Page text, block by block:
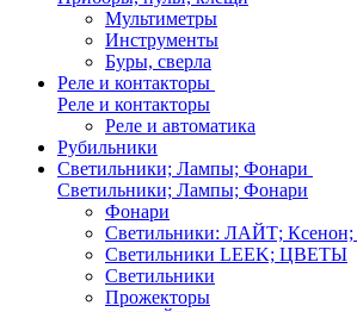
Мультиметры
Инструменты
Буры, сверла
Реле и контакторы
Реле и контакторы
Реле и автоматика
Рубильники
Светильники; Лампы; Фонари
Светильники; Лампы; Фонари
Фонари
Светильники: ЛАЙТ; Ксенон;
Светильники LEEK; ЦВЕТЫ
Светильники
Прожекторы